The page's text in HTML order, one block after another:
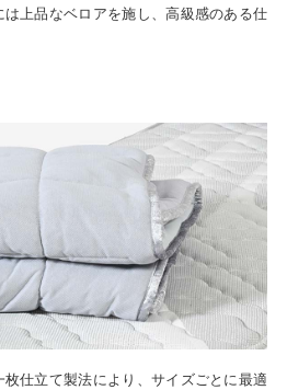
は上品なベロアを施し、高級感のある仕
仕立て製法により、サイズごとに最適